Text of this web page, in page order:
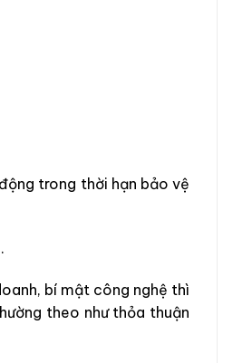
trong thời hạn bảo vệ
bí mật công nghệ thì
theo như thỏa thuận